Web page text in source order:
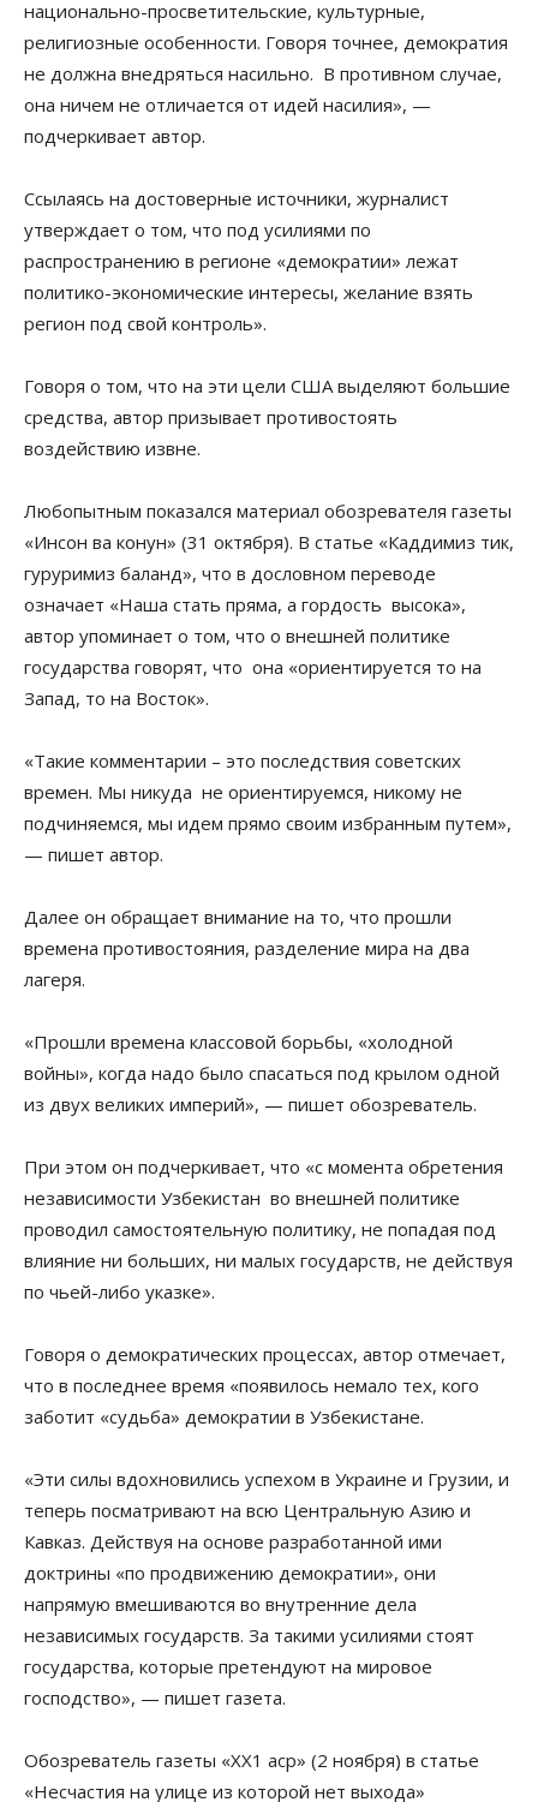
национально-просветительские, культурные,
религиозные особенности. Говоря точнее, демократия
не должна внедряться насильно. В противном случае,
она ничем не отличается от идей насилия», —
подчеркивает автор.
Ссылаясь на достоверные источники, журналист
утверждает о том, что под усилиями по
распространению в регионе «демократии» лежат
политико-экономические интересы, желание взять
регион под свой контроль».
Говоря о том, что на эти цели США выделяют большие
средства, автор призывает противостоять
воздействию извне.
Любопытным показался материал обозревателя газеты
«Инсон ва конун» (31 октября). В статье «Каддимиз тик,
гуруримиз баланд», что в дословном переводе
означает «Наша стать пряма, а гордость высока»,
автор упоминает о том, что о внешней политике
государства говорят, что она «ориентируется то на
Запад, то на Восток».
«Такие комментарии – это последствия советских
времен. Мы никуда не ориентируемся, никому не
подчиняемся, мы идем прямо своим избранным путем»,
— пишет автор.
Далее он обращает внимание на то, что прошли
времена противостояния, разделение мира на два
лагеря.
«Прошли времена классовой борьбы, «холодной
войны», когда надо было спасаться под крылом одной
из двух великих империй», — пишет обозреватель.
При этом он подчеркивает, что «с момента обретения
независимости Узбекистан во внешней политике
проводил самостоятельную политику, не попадая под
влияние ни больших, ни малых государств, не действуя
по чьей-либо указке».
Говоря о демократических процессах, автор отмечает,
что в последнее время «появилось немало тех, кого
заботит «судьба» демократии в Узбекистане.
«Эти силы вдохновились успехом в Украине и Грузии, и
теперь посматривают на всю Центральную Азию и
Кавказ. Действуя на основе разработанной ими
доктрины «по продвижению демократии», они
напрямую вмешиваются во внутренние дела
независимых государств. За такими усилиями стоят
государства, которые претендуют на мировое
господство», — пишет газета.
Обозреватель газеты «ХХ1 аср» (2 ноября) в статье
«Несчастия на улице из которой нет выхода»